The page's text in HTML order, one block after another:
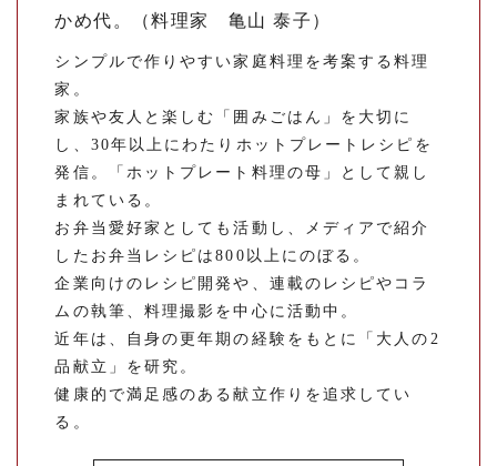
かめ代。（料理家 亀山 泰子）
シンプルで作りやすい家庭料理を考案する料理
家。
家族や友人と楽しむ「囲みごはん」を大切に
し、30年以上にわたりホットプレートレシピを
発信。「ホットプレート料理の母」として親し
まれている。
お弁当愛好家としても活動し、メディアで紹介
したお弁当レシピは800以上にのぼる。
企業向けのレシピ開発や、連載のレシピやコラ
ムの執筆、料理撮影を中心に活動中。
近年は、自身の更年期の経験をもとに「大人の2
品献立」を研究。
健康的で満足感のある献立作りを追求してい
る。